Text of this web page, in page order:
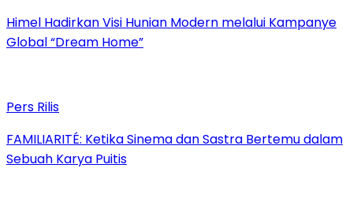
Himel Hadirkan Visi Hunian Modern melalui Kampanye
Global “Dream Home”
Pers Rilis
FAMILIARITÉ: Ketika Sinema dan Sastra Bertemu dalam
Sebuah Karya Puitis